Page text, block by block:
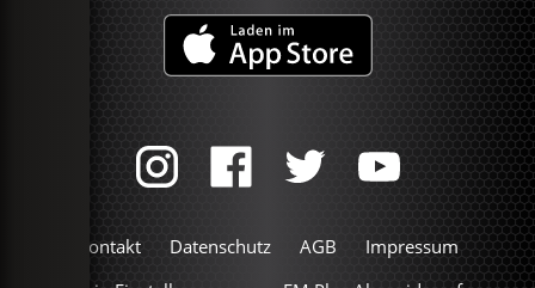
Kontakt Datenschutz AGB
Impressum